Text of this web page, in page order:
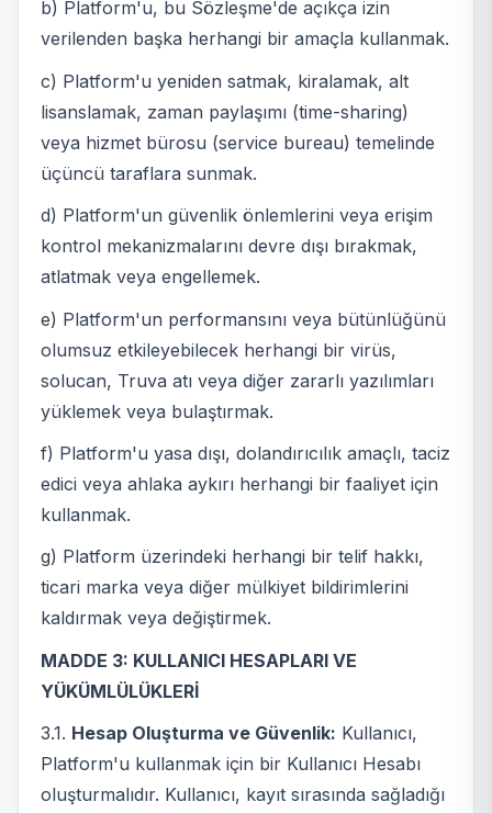
b) Platform'u, bu Sözleşme'de açıkça izin
verilenden başka herhangi bir amaçla kullanmak.
c) Platform'u yeniden satmak, kiralamak, alt
lisanslamak, zaman paylaşımı (time-sharing)
veya hizmet bürosu (service bureau) temelinde
üçüncü taraflara sunmak.
d) Platform'un güvenlik önlemlerini veya erişim
kontrol mekanizmalarını devre dışı bırakmak,
atlatmak veya engellemek.
e) Platform'un performansını veya bütünlüğünü
olumsuz etkileyebilecek herhangi bir virüs,
solucan, Truva atı veya diğer zararlı yazılımları
yüklemek veya bulaştırmak.
f) Platform'u yasa dışı, dolandırıcılık amaçlı, taciz
edici veya ahlaka aykırı herhangi bir faaliyet için
kullanmak.
g) Platform üzerindeki herhangi bir telif hakkı,
ticari marka veya diğer mülkiyet bildirimlerini
kaldırmak veya değiştirmek.
MADDE 3: KULLANICI HESAPLARI VE
YÜKÜMLÜLÜKLERİ
3.1. Hesap Oluşturma ve Güvenlik: Kullanıcı,
Platform'u kullanmak için bir Kullanıcı Hesabı
oluşturmalıdır. Kullanıcı, kayıt sırasında sağladığı